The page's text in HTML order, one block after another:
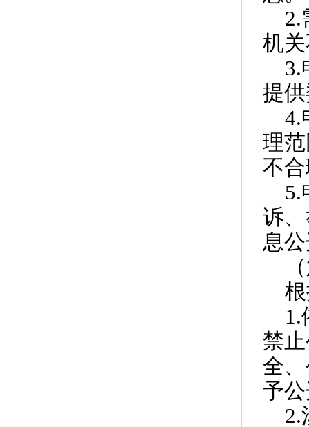
2.
机
3.
提
4.
理
不
5.
诉
息
1.
禁
全
予
2.